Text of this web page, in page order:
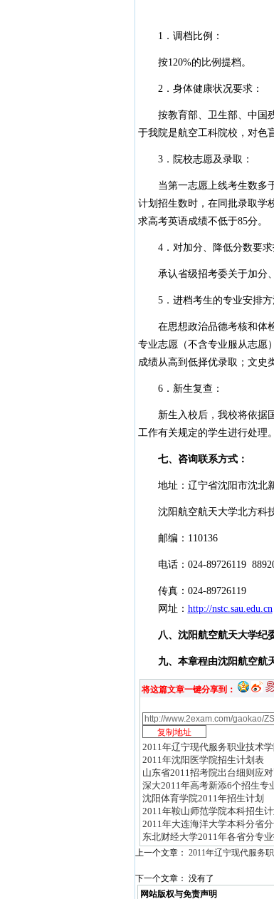
1．调档比例：
按120%的比例提档。
2．身体健康状况要求：
按教育部、卫生部、中国残
于我院是航空工科院校，对色
3．院校志愿及录取：
当第一志愿上线考生数多于
计划招生数时，在同批录取学
求高考英语成绩不低于85分。
4．对加分、降低分数要求
承认省级招考委关于加分、
5．进档考生的专业安排方
在思想政治品德考核和体检
专业志愿（不含专业服从志愿
成绩从高到低择优录取；文史
6．新生复查：
新生入校后，我校将依据国
工作有关规定的学生进行处理
七、咨询联系方式：
地址：辽宁省沈阳市沈北
沈阳航空航天大学北方科
邮编：110136
电话：024-89726119
传真：024-89726119
网址： http://nstc.sau.edu.cn
八、沈阳航空航天大学纪
九、本章程由沈阳航空航天
将这篇文章一键分享到：
2011年辽宁现代服务职业技术
2011年沈阳医学院招生计划表
山东省2011招考院出台细则应
深大2011年高考新添6个招生专
沈阳体育学院2011年招生计划
2011年鞍山师范学院本科招生计
2011年大连海洋大学本科分省
东北财经大学2011年各省分专
上一个文章： 2011年辽宁现代服务
下一个文章： 没有了
网站版权与免责声明